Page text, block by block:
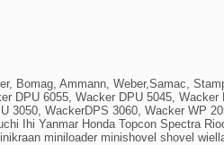
Bomag, Ammann, Weber,Samac,
DPU 6055, Wacker DPU 5045, Wacker
3050, WackerDPS 3060, Wacker WP
Ihi Yanmar Honda Topcon Spectra
miniloader minishovel shovel